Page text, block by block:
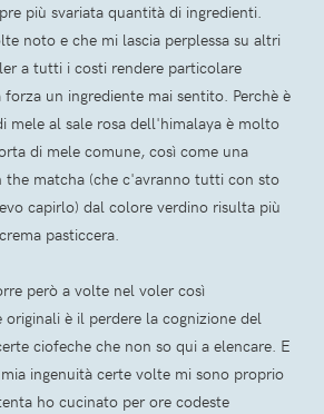
più svariata quantità di ingredienti.
noto e che mi lascia perplessa su altri
a tutti i costi rendere particolare
un ingrediente mai sentito. Perchè è
mele al sale rosa dell'himalaya è molto
di mele comune, così come una
the matcha (che c'avranno tutti con sto
capirlo) dal colore verdino risulta più
pasticcera.
però a volte nel voler così
originali è il perdere la cognizione del
ciofeche che non so qui a elencare. E
ingenuità certe volte mi sono proprio
ho cucinato per ore codeste